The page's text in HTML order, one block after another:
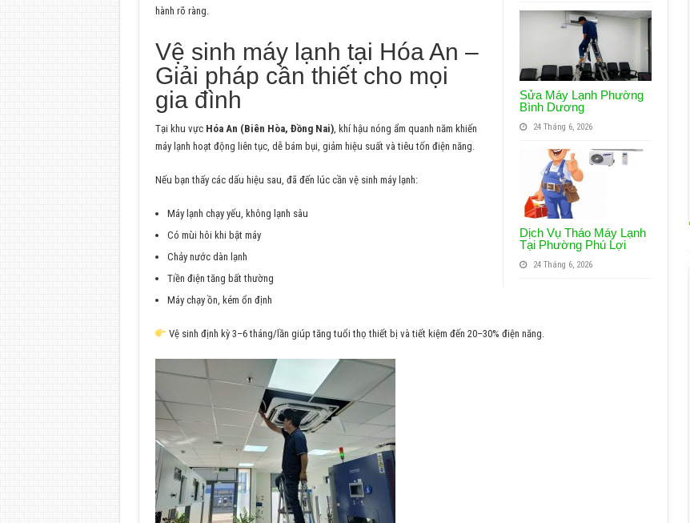
Sửa Máy Lạnh Phường
Bình Dương
24 Tháng 6, 2026
Dịch Vụ Tháo Máy Lạnh
Tại Phường Phú Lợi
24 Tháng 6, 2026
hành rõ ràng.
Vệ sinh máy lạnh tại Hóa An –
Giải pháp cần thiết cho mọi
gia đình
Tại khu vực Hóa An (Biên Hòa, Đồng Nai), khí hậu nóng ẩm quanh năm khiến
máy lạnh hoạt động liên tục, dễ bám bụi, giảm hiệu suất và tiêu tốn điện năng.
Nếu bạn thấy các dấu hiệu sau, đã đến lúc cần vệ sinh máy lạnh:
Máy lạnh chạy yếu, không lạnh sâu
Có mùi hôi khi bật máy
Chảy nước dàn lạnh
Tiền điện tăng bất thường
Máy chạy ồn, kém ổn định
Vệ sinh định kỳ 3–6 tháng/lần giúp tăng tuổi thọ thiết bị và tiết kiệm đến 20–30% điện năng.